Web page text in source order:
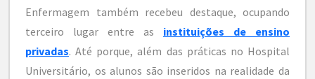
Enfermagem também recebeu destaque, ocupando
terceiro lugar entre as instituições de ensino
privadas. Até porque, além das práticas no Hospital
Universitário, os alunos são inseridos na realidade da